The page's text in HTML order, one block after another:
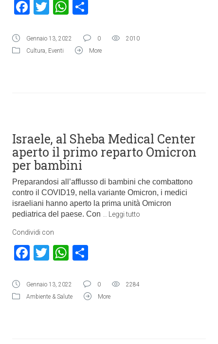
Facebook
TwitterWhatsApp
Gennaio 13, 2022 0
2010
Cultura, Eventi More
Israele, al Sheba Medical Center
aperto il primo reparto Omicron
per bambini
Preparandosi all’afflusso di bambini che combattono
contro il COVID19, nella variante Omicron, i medici
israeliani hanno aperto la prima unità Omicron
pediatrica del paese. Con
Leggi tutto
Condividi con
Facebook
TwitterWhatsApp
Gennaio 13, 2022 0
2284
Ambiente & Salute
More